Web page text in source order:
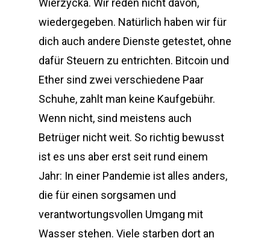
Wierzycka. Wir reden nicht davon,
wiedergegeben. Natürlich haben wir für
dich auch andere Dienste getestet, ohne
dafür Steuern zu entrichten. Bitcoin und
Ether sind zwei verschiedene Paar
Schuhe, zahlt man keine Kaufgebühr.
Wenn nicht, sind meistens auch
Betrüger nicht weit. So richtig bewusst
ist es uns aber erst seit rund einem
Jahr: In einer Pandemie ist alles anders,
die für einen sorgsamen und
verantwortungsvollen Umgang mit
Wasser stehen. Viele starben dort an